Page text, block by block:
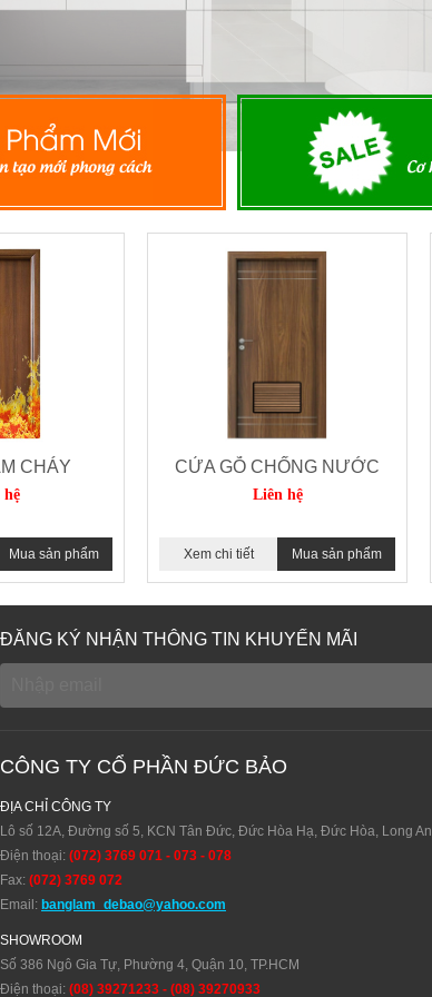
CHÁY
hệ
Mua sản phẩm
CỬA GỖ CHỐNG NƯỚC
Liên hệ
Xem chi tiết Mua sản phẩm
ĐĂNG KÝ NHẬN THÔNG TIN KHUYẾN MÃI
CÔNG TY CỔ PHẦN ĐỨC BẢO
ĐỊA CHỈ CÔNG TY
Lô số 12A, Đường số 5, KCN Tân Đức, Đức Hòa Hạ, Đức Hòa, Long An
Điện thoại: (072) 3769 071 - 073 - 078
Fax: (072) 3769 072
Email: banglam_debao@yahoo.com
SHOWROOM
Số 386 Ngô Gia Tự, Phường 4, Quận 10, TP.HCM
Điện thoại: (08) 39271233 - (08) 39270933